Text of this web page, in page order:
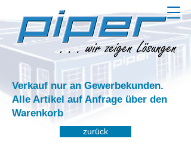
Verkauf nur an Gewerbekunden.
Alle Artikel auf Anfrage über den
Warenkorb
zurück